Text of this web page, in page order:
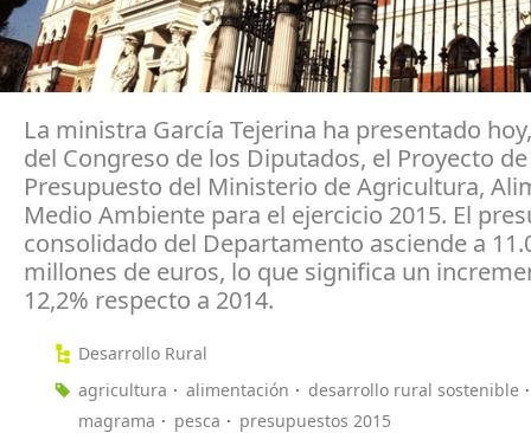
La ministra García Tejerina ha presentado
del Congreso de los Diputados, el Proyecto de
Presupuesto del Ministerio de Agricultura,
Medio Ambiente para el ejercicio 2015. El
consolidado del Departamento asciende a
millones de euros, lo que significa un
12,2% respecto a 2014.
Desarrollo Rural
agricultura
alimentación
desarrollo rural sostenible
magrama
pesca presupuestos 2015